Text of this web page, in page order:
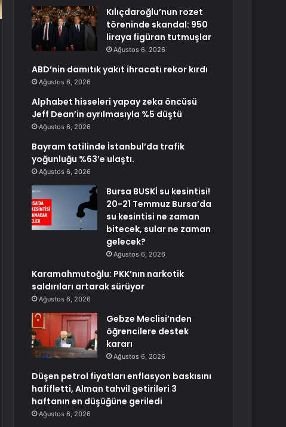
Kılıçdaroğlu’nun rozet
töreninde skandal: 950
liraya figüran tutmuşlar
Ağustos 6, 2026
ABD’nin damıtık yakıt ihracatı rekor kırdı
Ağustos 6, 2026
Alphabet hisseleri yapay zeka öncüsü
Jeff Dean’in ayrılmasıyla %5 düştü
Ağustos 6, 2026
Bayram tatilinde İstanbul’da trafik
yoğunluğu %63’e ulaştı.
Ağustos 6, 2026
Bursa BUSKİ su kesintisi!
20-21 Temmuz Bursa’da
su kesintisi ne zaman
bitecek, sular ne zaman
gelecek?
Ağustos 6, 2026
Karamahmutoğlu: PKK’nın narkotik
saldırıları artarak sürüyor
Ağustos 6, 2026
Gebze Meclisi’nden
öğrencilere destek
kararı
Ağustos 6, 2026
Düşen petrol fiyatları enflasyon baskısını
hafifletti, Alman tahvil getirileri 3
haftanın en düşüğüne geriledi
Ağustos 6, 2026